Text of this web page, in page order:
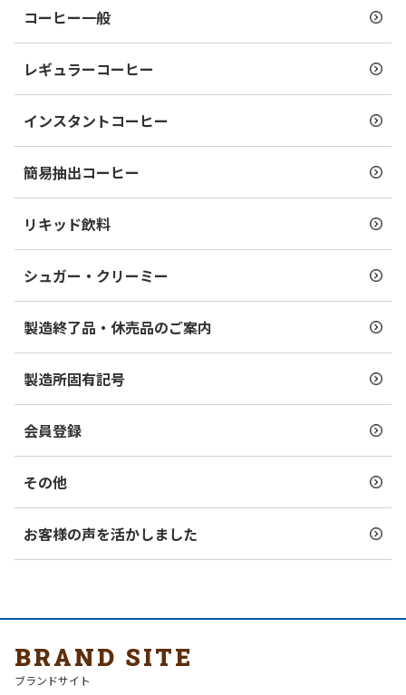
コーヒー一般
レギュラーコーヒー
インスタントコーヒー
簡易抽出コーヒー
リキッド飲料
シュガー・クリーミー
製造終了品・休売品のご案内
製造所固有記号
会員登録
その他
お客様の声を活かしました
BRAND SITE
ブランドサイト